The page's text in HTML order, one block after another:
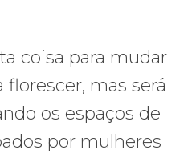
coisa para mudar
mas será
os espaços de
por mulheres